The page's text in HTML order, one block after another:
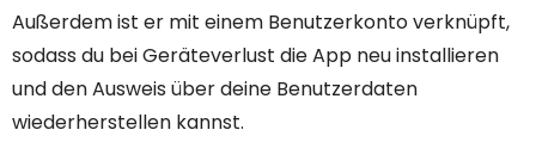
Außerdem ist er mit einem Benutzerkonto verknüpft,
sodass du bei Geräteverlust die App neu installieren
und den Ausweis über deine Benutzerdaten
wiederherstellen kannst.